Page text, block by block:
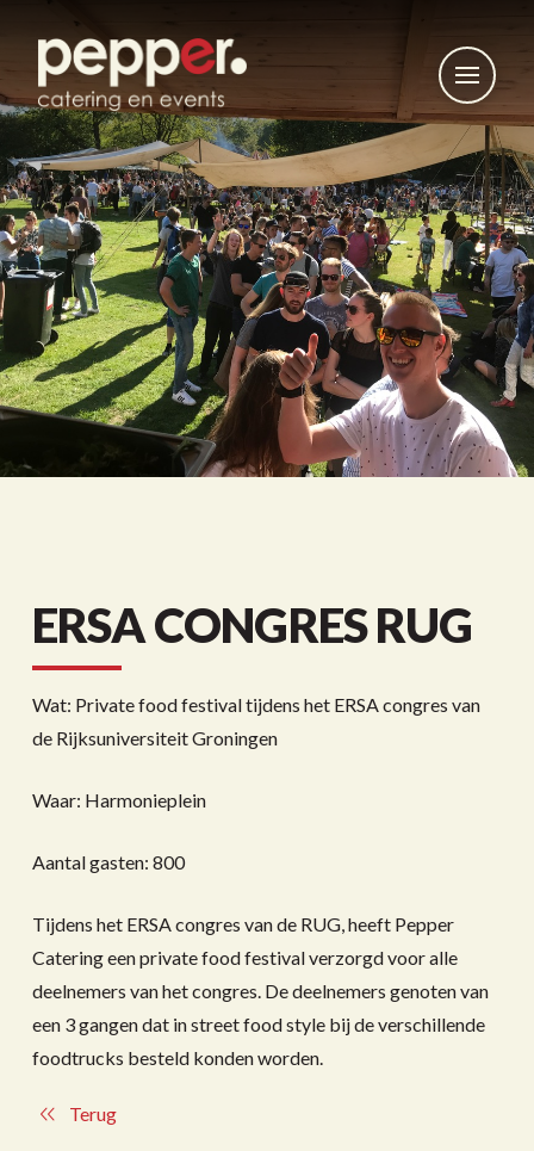
ERSA CONGRES RUG
Wat: Private food festival tijdens het ERSA congres van
de Rijksuniversiteit Groningen
Waar: Harmonieplein
Aantal gasten: 800
Tijdens het ERSA congres van de RUG, heeft Pepper
Catering een private food festival verzorgd voor alle
deelnemers van het congres. De deelnemers genoten van
een 3 gangen dat in street food style bij de verschillende
foodtrucks besteld konden worden.
Terug